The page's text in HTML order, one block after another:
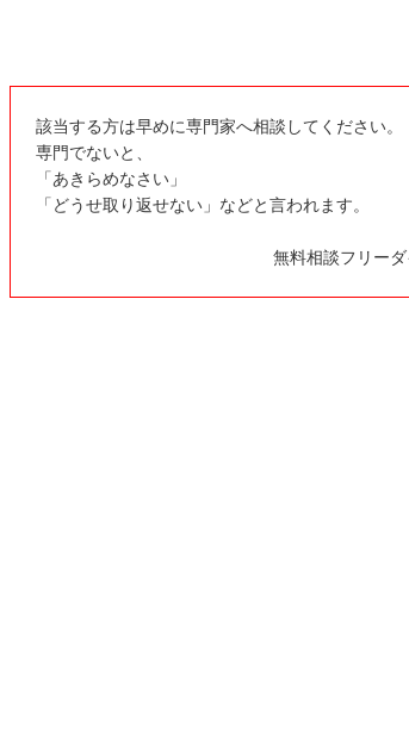
該当する方は早めに専門家へ相談してください。
専門でないと、
「あきらめなさい」
「どうせ取り返せない」などと言われます。
無料相談フリー